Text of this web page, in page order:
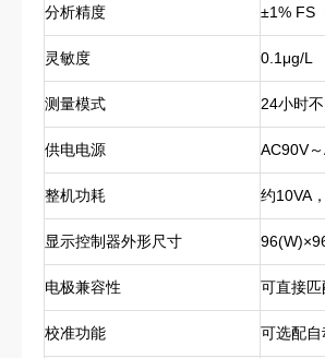
分析精度 ±1% FS
灵敏度 0.1μg/L
测量模式 24小时
供电电源 AC90V
整机功耗 约10VA
显示控制器外形尺寸
电极兼容性 可直接
校准功能 可选配